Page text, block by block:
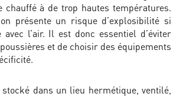
chauffé à de trop hautes températures.
présente un risque d’explosibilité si
l’air. Il est donc essentiel d’éviter
et de choisir des équipements
stocké dans un lieu hermétique, ventilé,